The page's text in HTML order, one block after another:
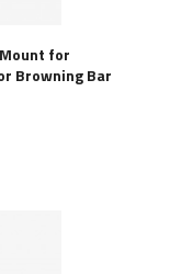
for
Browning Bar